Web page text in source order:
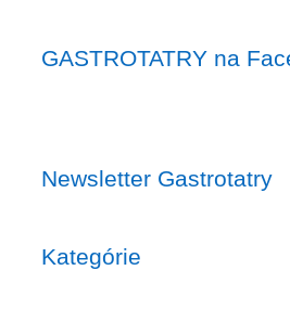
GASTROTATRY na
Newsletter Gastrotatry
Kategórie